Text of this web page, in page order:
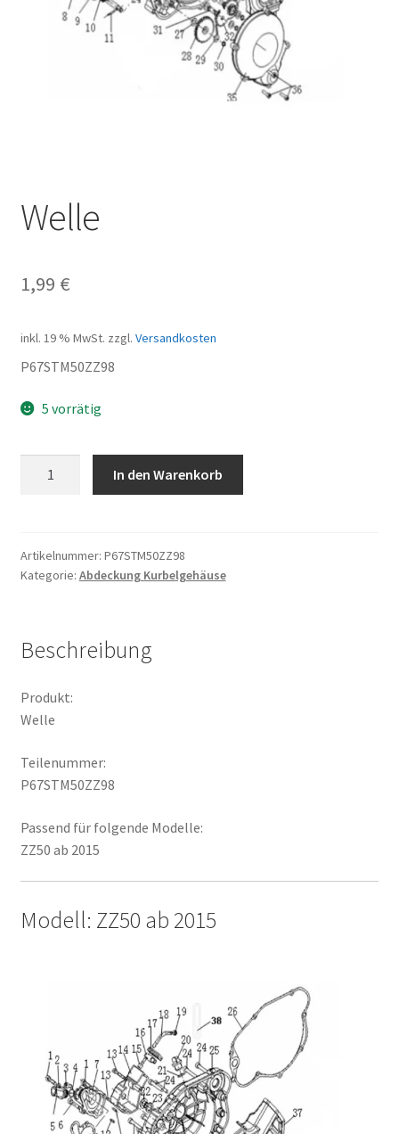
Welle
1,99 €
inkl. 19 % MwSt. zzgl. Versandkosten
P67STM50ZZ98
5 vorrätig
In den Warenkorb
Artikelnummer: P67STM50ZZ98
Kategorie: Abdeckung Kurbelgehäuse
Beschreibung
Produkt:
Welle
Teilenummer:
P67STM50ZZ98
Passend für folgende Modelle:
ZZ50 ab 2015
Modell: ZZ50 ab 2015